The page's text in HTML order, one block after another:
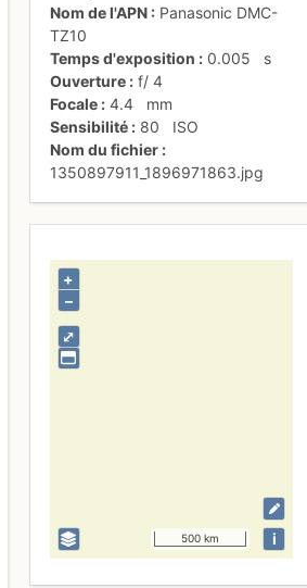
Nom de l'APN
Panasonic DMC-
TZ10
Temps d'exposition
0.005
s
Ouverture
f/4
Focale
4.4
mm
Sensibilité
80
ISO
Nom du fichier
1350897911_1896971863.jpg
⤢
+
–
500 km i